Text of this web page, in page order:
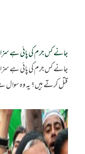
جانے کس جرم کی پائی ہے
جانے کس جرم کی پائی ہے
قتل کرتے ہیں؟ یہ وہ سوال